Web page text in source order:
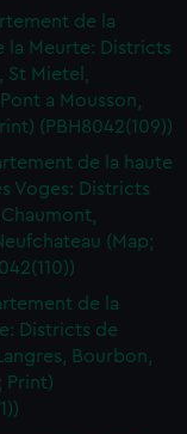
de la
la Meurte: Districts
Mietel,
a Mousson,
(PBH8042(109))
de la haute
Voges: Districts
(Map;
de la
Districts de
Bourbon,
Print)